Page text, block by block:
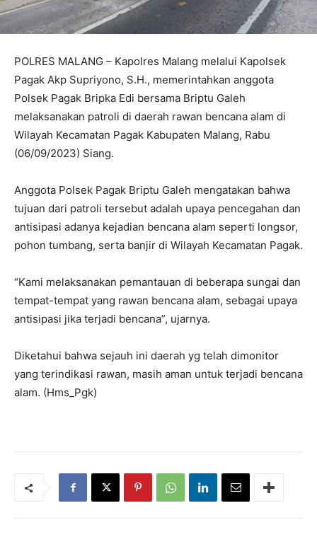
POLRES MALANG – Kapolres Malang melalui Kapolsek
Pagak Akp Supriyono, S.H., memerintahkan anggota
Polsek Pagak Bripka Edi bersama Briptu Galeh
melaksanakan patroli di daerah rawan bencana alam di
Wilayah Kecamatan Pagak Kabupaten Malang, Rabu
(06/09/2023) Siang.
Anggota Polsek Pagak Briptu Galeh mengatakan bahwa
tujuan dari patroli tersebut adalah upaya pencegahan dan
antisipasi adanya kejadian bencana alam seperti longsor,
pohon tumbang, serta banjir di Wilayah Kecamatan Pagak.
“Kami melaksanakan pemantauan di beberapa sungai dan
tempat-tempat yang rawan bencana alam, sebagai upaya
antisipasi jika terjadi bencana”, ujarnya.
Diketahui bahwa sejauh ini daerah yg telah dimonitor
yang terindikasi rawan, masih aman untuk terjadi bencana
alam. (Hms_Pgk)